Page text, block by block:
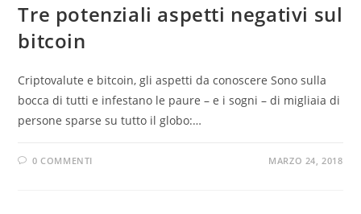
Tre potenziali aspetti negativi sul
bitcoin
Criptovalute e bitcoin, gli aspetti da conoscere Sono sulla
bocca di tutti e infestano le paure – e i sogni – di migliaia di
persone sparse su tutto il globo:…
0 COMMENTI MARZO 24, 2018